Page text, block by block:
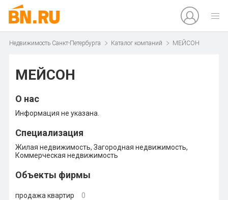
Недвижимость Санкт-Петербурга Каталог компаний МЕЙСОН
МЕЙСОН
О нас
Информация не указана.
Специализация
Жилая недвижимость, Загородная недвижимость,
Коммерческая недвижимость
Объекты фирмы
продажа квартир
0